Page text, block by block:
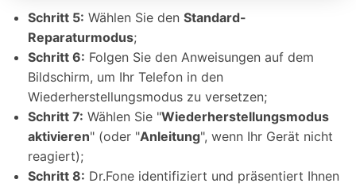
Schritt 5: Wählen Sie den Standard-
Reparaturmodus;
Schritt 6: Folgen Sie den Anweisungen auf dem
Bildschirm, um Ihr Telefon in den
Wiederherstellungsmodus zu versetzen;
Schritt 7: Wählen Sie "Wiederherstellungsmodus
aktivieren" (oder "Anleitung", wenn Ihr Gerät nicht
reagiert);
Schritt 8: Dr.Fone identifiziert und präsentiert Ihnen